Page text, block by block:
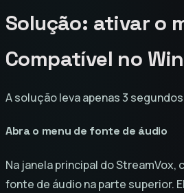
Solução: ativar o
Compatível no
A solução leva apenas 3
Abra o menu de fonte de áudio
Na janela principal do StreamVox,
fonte de áudio na parte superior.